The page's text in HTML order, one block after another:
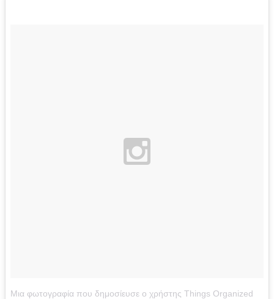
Μια φωτογραφία που δημοσίευσε ο χρήστης Things Organized